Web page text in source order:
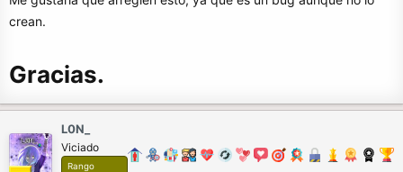
crean.
Gracias.
L0N_
Viciado
Rango